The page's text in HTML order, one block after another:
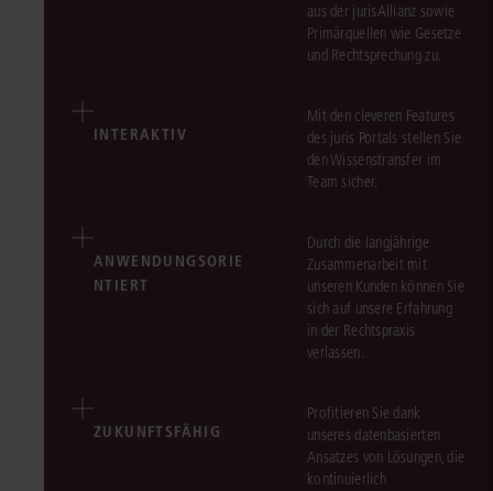
aus der jurisAllianz sowie
Primärquellen wie Gesetze
und Rechtsprechung zu.
INTERAKTIV
Mit den cleveren Features
des juris Portals stellen Sie
den Wissenstransfer im
Team sicher.
ANWENDUNGSORIE
NTIERT
Durch die langjährige
Zusammenarbeit mit
unseren Kunden können Sie
sich auf unsere Erfahrung
in der Rechtspraxis
verlassen.
ZUKUNFTSFÄHIG
Profitieren Sie dank
unseres datenbasierten
Ansatzes von Lösungen, die
kontinuierlich